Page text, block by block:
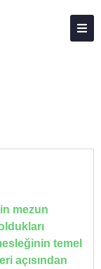
mezun
temel
açısından